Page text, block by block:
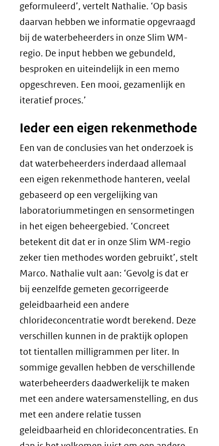
geformuleerd’, vertelt Nathalie. ‘Op basis
daarvan hebben we informatie opgevraagd
bij de waterbeheerders in onze Slim WM-
regio. De input hebben we gebundeld,
besproken en uiteindelijk in een memo
opgeschreven. Een mooi, gezamenlijk en
iteratief proces.’
Ieder een eigen rekenmethode
Een van de conclusies van het onderzoek is
dat waterbeheerders inderdaad allemaal
een eigen rekenmethode hanteren, veelal
gebaseerd op een vergelijking van
laboratoriummetingen en sensormetingen
in het eigen beheergebied. ‘Concreet
betekent dit dat er in onze Slim WM-regio
zeker tien methodes worden gebruikt’, stelt
Marco. Nathalie vult aan: ‘Gevolg is dat er
bij eenzelfde gemeten gecorrigeerde
geleidbaarheid een andere
chlorideconcentratie wordt berekend. Deze
verschillen kunnen in de praktijk oplopen
tot tientallen milligrammen per liter. In
sommige gevallen hebben de verschillende
waterbeheerders daadwerkelijk te maken
met een andere watersamenstelling, en dus
met een andere relatie tussen
geleidbaarheid en chlorideconcentraties. En